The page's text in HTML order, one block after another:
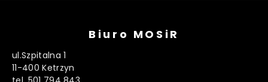
Biuro MOSiR
ul.Szpitalna 1
11-400 Ketrzyn